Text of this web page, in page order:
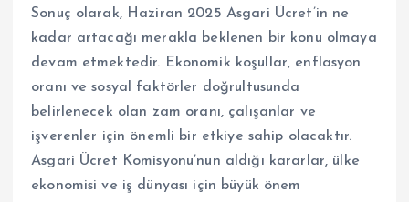
Sonuç olarak, Haziran 2025 Asgari Ücret’in ne
kadar artacağı merakla beklenen bir konu olmaya
devam etmektedir. Ekonomik koşullar, enflasyon
oranı ve sosyal faktörler doğrultusunda
belirlenecek olan zam oranı, çalışanlar ve
işverenler için önemli bir etkiye sahip olacaktır.
Asgari Ücret Komisyonu’nun aldığı kararlar, ülke
ekonomisi ve iş dünyası için büyük önem